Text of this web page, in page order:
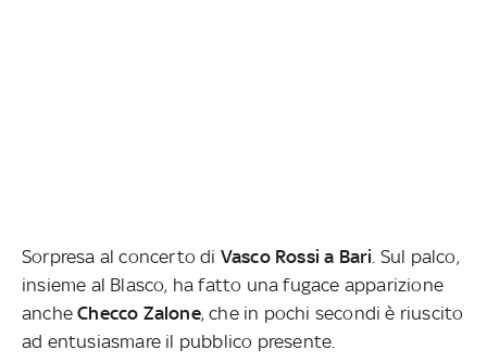
Sorpresa al concerto di Vasco Rossi a Bari . Sul palco,
insieme al Blasco, ha fatto una fugace apparizione
ancheChecco Zalone, che in pochi secondi è riuscito
ad entusiasmare il pubblico presente.